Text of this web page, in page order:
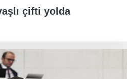
çifti yolda